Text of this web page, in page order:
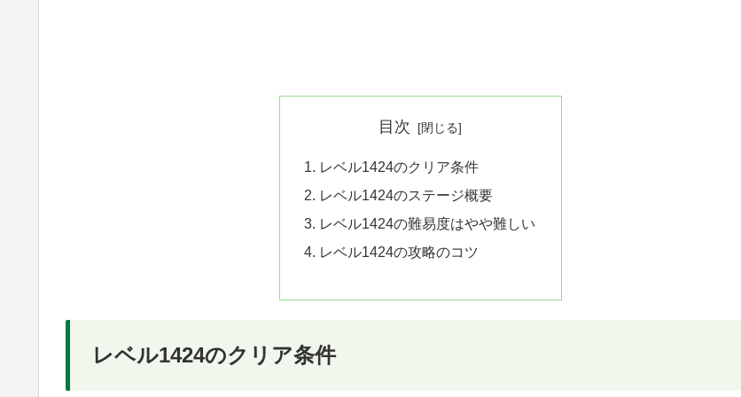
目次
レベル1424のクリア条件
レベル1424のステージ概要
レベル1424の難易度はやや難しい
レベル1424の攻略のコツ
レベル1424のクリア条件